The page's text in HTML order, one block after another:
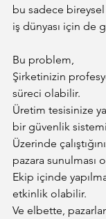
bu sadece bireysel
iş dünyası için de
Bu problem,
Şirketinizin
süreci olabilir.
Üretim tesisinize
bir güvenlik
Üzerinde
pazara sunulması
Ekip içinde
etkinlik olabilir.
Ve elbette,